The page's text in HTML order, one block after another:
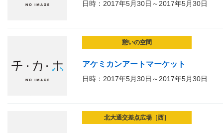
日時：2017年5月30日～2017年5月30日
憩いの空間
アケミカンアートマーケット
日時：2017年5月30日～2017年5月30日
北大通交差点広場［西］